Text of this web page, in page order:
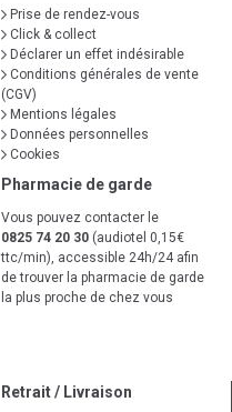
Prise de rendez-vous
Click & collect
Déclarer un effet indésirable
Conditions générales de vente
(CGV)
Mentions légales
Données personnelles
Cookies
Pharmacie de garde
Vous pouvez contacter le
0825 74 20 30 (audiotel 0,15€
ttc/min), accessible 24h/24 afin
de trouver la pharmacie de garde
la plus proche de chez vous
Retrait / Livraison